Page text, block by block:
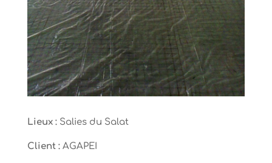
Lieux :Salies du Salat
Client :AGAPEI